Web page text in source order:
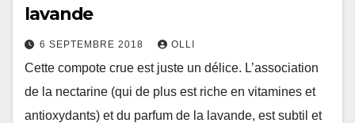
lavande
6 SEPTEMBRE 2018 OLLI
Cette compote crue est juste un délice. L’association
de la nectarine (qui de plus est riche en vitamines et
antioxydants) et du parfum de la lavande, est subtil et